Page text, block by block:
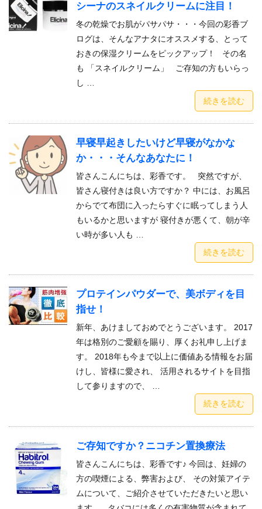
シーナのスネイルクリームに注目！
冬の乾燥でお肌がパサパサ・・・今回の彩香ブ
ログは、そんなアナタにオススメする、とって
おきの保湿クリームをピックアップ！ その名
も 「スネイルクリーム」 ご存知の方もいらっ
し …
続きを読む
早寝早起きしたいけど早寝がなかな
か・・・そんなあなたに！
皆さんこんにちは、彩香です。 突然ですが、
皆さん寝付きは良い方ですか？ 中には、お風呂
からでて布団に入ったらすぐに眠ってしまう人
もいるかと思いますが 寝付きが悪くて、朝が辛
い時が多い人も …
続きを読む
プロテインパウダーで、美ボディを目
指せ！
新年、あけましておめでとうございます。 2017
年は格別のご愛顧を賜り、厚くお礼申し上げま
す。 2018年も今まで以上に価値ある情報をお届
けし、皆様に愛され、 活用されるサイトを目指
して参りますので、 …
続きを読む
ご存知ですか？ニコチン置換療法
皆さんこんにちは、彩香です♪ 今回は、妊婦の
方の喫煙による、弊害および、 その対策アイテ
ムについて、ご紹介させていただきたいと思い